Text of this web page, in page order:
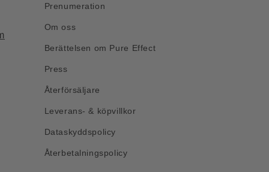
Prenumeration
Om oss
Berättelsen om Pure Effect
Press
Återförsäljare
Leverans- & köpvillkor
Dataskyddspolicy
Återbetalningspolicy